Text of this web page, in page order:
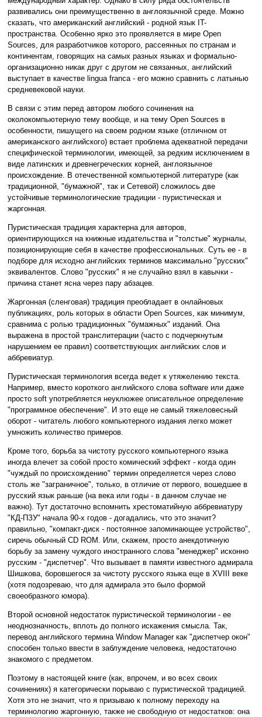
развивались они преимущественно в англоязычной среде. Можно
сказать, что американский английский - родной язык IT-
пространства. Особенно ярко это проявляется в мире Open
Sources, для разработчиков которого, рассеянных по странам и
континентам, говорящих на самых разных языках и формально-
организационно никак друг с другом не связанных, английский
выступает в качестве lingua franca - его можно сравнить с латынью
средневековой науки.
В связи с этим перед автором любого сочинения на
околокомпьютерную тему вообще, и на тему Open Sources в
особенности, пишущего на своем родном языке (отличном от
американского английского) встает проблема адекватной передачи
специфической терминологии, имеющей, за редким исключением в
виде латинских и древнегреческих корней, англоязычное
происхождение. В отечественной компьютерной литературе (как
традиционной, "бумажной", так и Сетевой) сложилось две
устойчивые терминологические традиции - пуристическая и
жаргонная.
Пуристическая традиция характерна для авторов,
ориентирующихся на книжные издательства и "толстые" журналы,
позиционирующие себя в качестве профессиональных. Суть ее - в
подборе для исходно английских терминов максимально "русских"
эквивалентов. Слово "русских" я не случайно взял в кавычки -
причина станет ясна через пару абзацев.
Жаргонная (сленговая) традиция преобладает в онлайновых
публикациях, роль которых в области Open Sources, как минимум,
сравнима с ролью традиционных "бумажных" изданий. Она
выражена в простой транслитерации (часто с подчеркнутым
нарушением ее правил) соответствующих английских слов и
аббревиатур.
Пуристическая терминология всегда ведет к утяжелению текста.
Например, вместо короткого английского слова software или даже
просто soft употребляется неуклюжее описательное определение
"программное обеспечение". И это еще не самый тяжеловесный
оборот - читатель любого компьютерного издания легко может
умножить количество примеров.
Кроме того, борьба за чистоту русского компьютерного языка
иногда влечет за собой просто комический эффект - когда один
"чуждый по происхождению" термин определяется через слово
столь же "заграничное", только, в отличие от первого, вошедшее в
русский язык раньше (на века или годы - в данном случае не
важно). Тут достаточно вспомнить хрестоматийную аббревиатуру
"КД-ПЗУ" начала 90-х годов - догадались, что это значит?
правильно, "компакт-диск - постоянное запоминающее устройство",
сиречь обычный CD ROM. Или, скажем, просто анекдотичную
борьбу за замену чуждого иностранного слова "менеджер" исконно
русским - "диспетчер". Что вызывает в памяти известного адмирала
Шишкова, боровшегося за чистоту русского языка еще в XVIII веке
(хотя подозреваю, что для адмирала это было формой
своеобразного юмора).
Второй основной недостаток пуристической терминологии - ее
неоднозначность, вплоть до полного искажения смысла. Так,
перевод английского термина Window Manager как "диспетчер окон"
способен только ввести в заблуждение человека, недостаточно
знакомого с предметом.
Поэтому в настоящей книге (как, впрочем, и во всех своих
сочинениях) я категорически порываю с пуристической традицией.
Хотя это не значит, что я призываю к полному переходу на
терминологию жаргонную, также не свободную от недостатков: она